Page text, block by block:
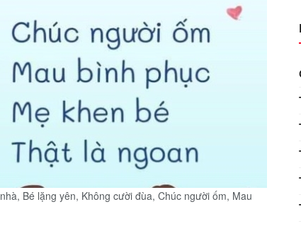
Bé lặng yên, Không cười đùa, Chúc người ốm, Mau